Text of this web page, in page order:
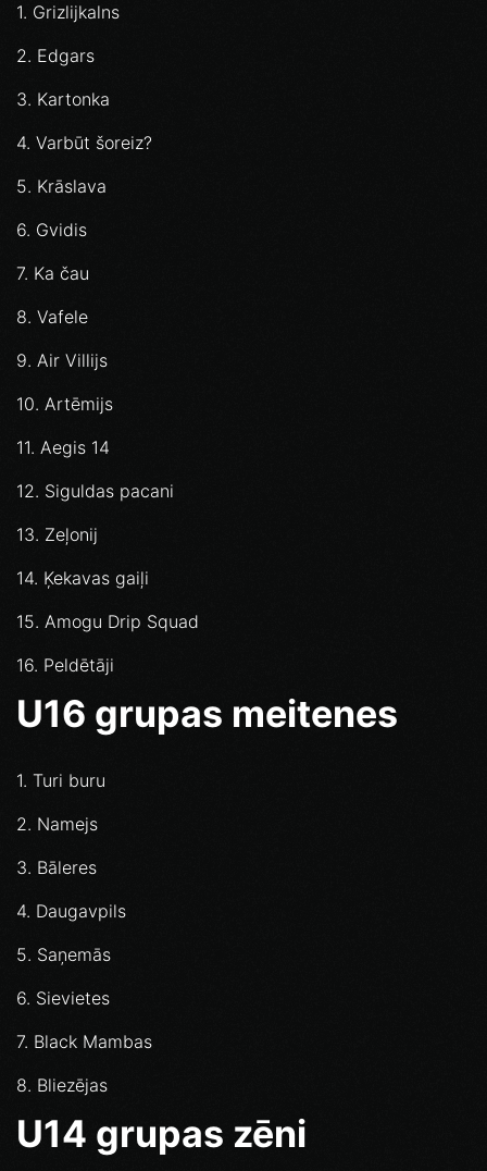
1. Grizlijkalns
2. Edgars
3. Kartonka
4. Varbūt šoreiz?
5. Krāslava
6. Gvidis
7. Ka čau
8. Vafele
9. Air Villijs
10. Artēmijs
11. Aegis 14
12. Siguldas pacani
13. Zeļonij
14. Ķekavas gaiļi
15. Amogu Drip Squad
16. Peldētāji
U16 grupas meitenes
1. Turi buru
2. Namejs
3. Bāleres
4. Daugavpils
5. Saņemās
6. Sievietes
7. Black Mambas
8. Bliezējas
U14 grupas zēni